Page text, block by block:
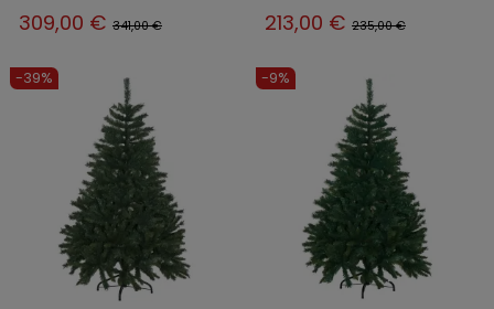
309,00 € 341,00 € 213,00 € 235,00 €
-39% -9%